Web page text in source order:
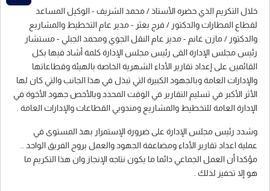
خلال التكريم الذي حضره الأستاذ / محمد الشريف - الوكيل المساعد
لقطاع المطارات والدكتور / فرج بعثر - مدير عام التخطيط والمشاريع
والدكتور / مازن غانم - مدير عام النقل الجوي ومحمد الجبلي - مستشار
رئيس مجلس الإدارة القى رئيس مجلس الإدارة كلمة أشاد فيها بكل
القائمين على إعداد تقارير الأداء الشهرية الخاصة بالهيئة وقطاعاتها
والإدارات العامة وبالجهود الكبيرة التي تبذل في هذا الجانب والتي كان لها
الأثر الأكبر في تسليم التقارير في الوقت المحدد وبالأخص جهود الأخوة في
الإدارة العامة للتخطيط والمشاريع ومندوبي القطاعات والإدارات العامة .
وشدد رئيس مجلس الإدارة على ضرورة الإستمرار بهذ المستوى في
عملية اعداد تقارير الأداء ومضاعفة الجهود والعمل بروح الفريق الواحد ..
مؤكدا أن العمل الجماعي دائما ما يكون نتاجه الإنجاز وان هذا التكريم ما
هو إلا تحفيز لذلك .